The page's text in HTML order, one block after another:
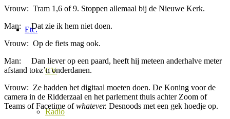
Etc.
CV
Radio
Vrouw: Tram 1,6 of 9. Stoppen allemaal bij de Nieuwe Kerk.
Man: Dat zie ik hem niet doen.
Vrouw: Op de fiets mag ook.
Man: Dan liever op een paard, heeft hij meteen anderhalve meter
afstand tot z’n onderdanen.
Vrouw: Ze hadden het digitaal moeten doen. De Koning voor de
camera in de Ridderzaal en het parlement thuis achter Zoom of
Teams of Facetime ofwhatever. Desnoods met een gek hoedje op.